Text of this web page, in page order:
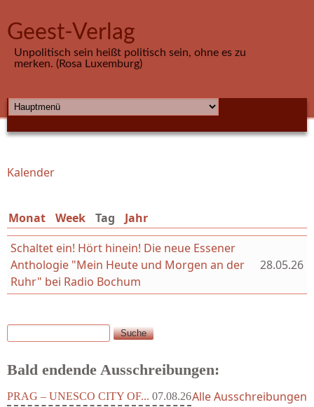
Geest-Verlag
Unpolitisch sein heißt politisch sein, ohne es zu
merken. (Rosa Luxemburg)
HAUPTMENÜ
Sie sind hier
Kalender
Monat Week Tag (aktiver Reiter)
Jahr
Schaltet ein! Hört hinein! Die neue Essener
Anthologie "Mein Heute und Morgen an der
Ruhr" bei Radio Bochum
28.05.26
Suchformular
Suche
Bald endende Ausschreibungen:
PRAG – UNESCO CITY OF... 07.08.26Alle Ausschreibungen